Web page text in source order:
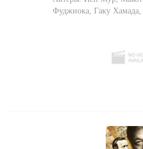
Фуджиока Гаку Хамада